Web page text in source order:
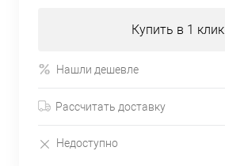
Купить в 1 клик
Нашли дешевле
Рассчитать доставку
Недоступно